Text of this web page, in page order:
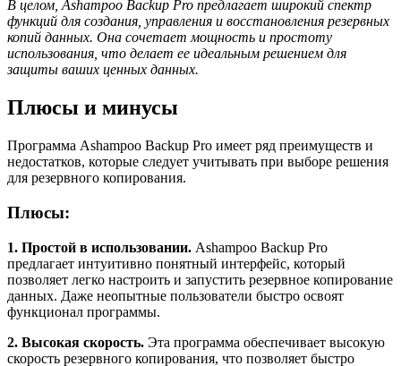
В целом, Ashampoo Backup Pro предлагает широкий спектр
функций для создания, управления и восстановления резервных
копий данных. Она сочетает мощность и простоту
использования, что делает ее идеальным решением для
защиты ваших ценных данных.
Плюсы и минусы
Программа Ashampoo Backup Pro имеет ряд преимуществ и
недостатков, которые следует учитывать при выборе решения
для резервного копирования.
Плюсы:
1. Простой в использовании. Ashampoo Backup Pro
предлагает интуитивно понятный интерфейс, который
позволяет легко настроить и запустить резервное копирование
данных. Даже неопытные пользователи быстро освоят
функционал программы.
2. Высокая скорость. Эта программа обеспечивает высокую
скорость резервного копирования, что позволяет быстро